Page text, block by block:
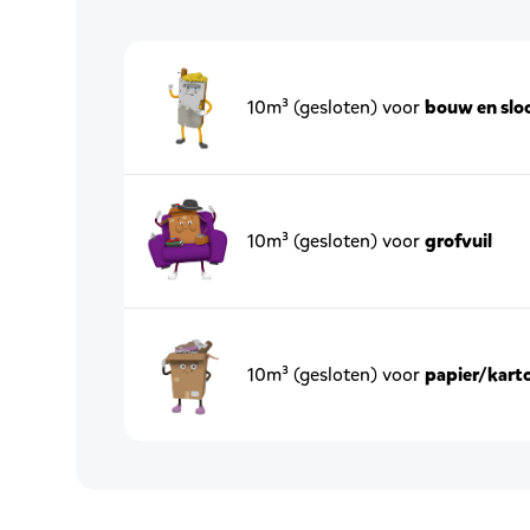
10m³ (gesloten) voorbouw en
10m³ (gesloten) voorgrofvuil
10m³ (gesloten) voorpapier/